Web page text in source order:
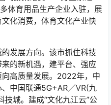
体育用品生产企业入驻，展
化消费，体育文化产业快
发展方向。该市抓住科技
的新机遇，建平台、强应
高质量发展。2022年，中
中国联通5G+AR／VR(九
城。建成“文化九江云”公